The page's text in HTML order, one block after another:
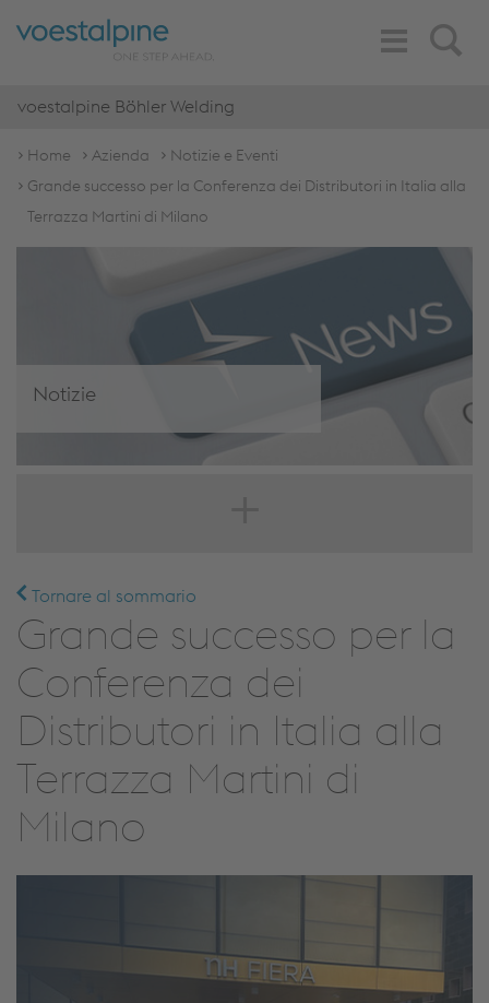
Search
Toggle
Navigation
voestalpine Böhler Welding
Home Azienda
Notizie e Eventi
Grande successo per la Conferenza dei Distributori in Italia alla
Terrazza Martini di Milano
Notizie
Tornare al sommario
Grande successo per la
Conferenza dei
Distributori in Italia alla
Terrazza Martini di
Milano